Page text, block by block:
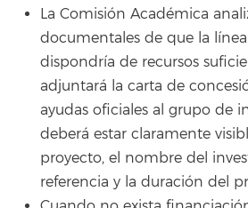
La Comisión Académica
documentales de que la
dispondría de recursos
adjuntará la carta de
ayudas oficiales al grupo de
deberá estar claramente
proyecto, el nombre del
referencia y la duración del